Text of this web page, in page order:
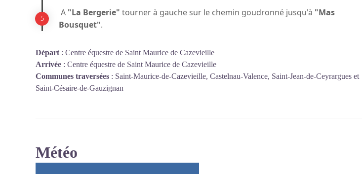
A "La Bergerie" tourner à gauche sur le chemin goudronné jusqu'à "Mas
Bousquet".
Départ : Centre équestre de Saint Maurice de Cazevieille
Arrivée : Centre équestre de Saint Maurice de Cazevieille
Communes traversées : Saint-Maurice-de-Cazevieille, Castelnau-Valence, Saint-Jean-de-Ceyrargues et
Saint-Césaire-de-Gauzignan
Météo